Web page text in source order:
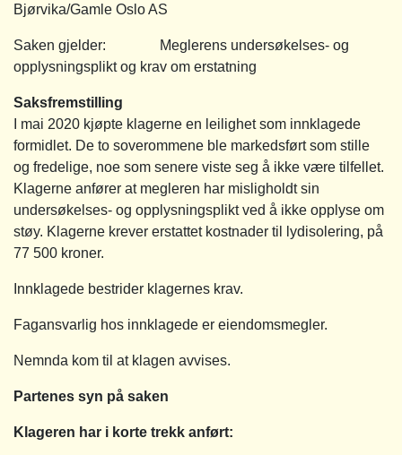
Bjørvika/Gamle Oslo AS
Saken gjelder: Meglerens undersøkelses- og
opplysningsplikt og krav om erstatning
Saksfremstilling
I mai 2020 kjøpte klagerne en leilighet som innklagede
formidlet. De to soverommene ble markedsført som stille
og fredelige, noe som senere viste seg å ikke være tilfellet.
Klagerne anfører at megleren har misligholdt sin
undersøkelses- og opplysningsplikt ved å ikke opplyse om
støy. Klagerne krever erstattet kostnader til lydisolering, på
77 500 kroner.
Innklagede bestrider klagernes krav.
Fagansvarlig hos innklagede er eiendomsmegler.
Nemnda kom til at klagen avvises.
Partenes syn på saken
Klageren har i korte trekk anført: